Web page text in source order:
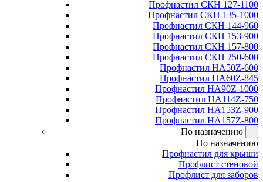
Профнастил СКН 127-1100
Профнастил СКН 135-1000
Профнастил СКН 144-960
Профнастил СКН 153-900
Профнастил СКН 157-800
Профнастил СКН 250-600
Профнастил НА50Z-600
Профнастил НА60Z-845
Профнастил НА90Z-1000
Профнастил НА114Z-750
Профнастил НА153Z-900
Профнастил НА157Z-800
По назначению
По назначению
Профнастил для крыши
Профлист стеновой
Профлист для заборов